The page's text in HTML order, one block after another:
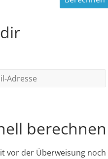
berechnen
vor der Überweisung noch